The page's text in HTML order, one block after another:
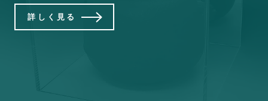
詳しく見る